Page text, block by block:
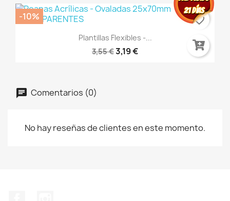
Plantillas Flexibles -...
3,55 €3,19 €
-10% favorite_border
Comentarios (0)
No hay reseñas de clientes en este momento.